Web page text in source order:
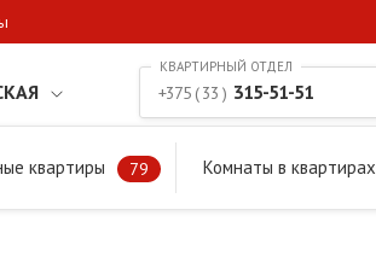
квартиры 79 Комнаты в квартирах
+375 ( 33 ) 315-51-51